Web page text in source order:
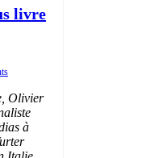
livre
Olivier
à